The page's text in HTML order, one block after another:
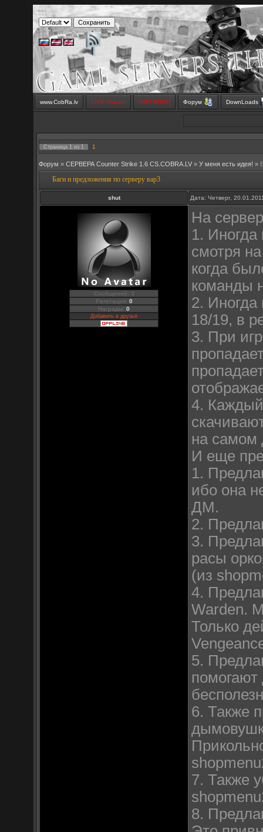
www.CobRa.lv LIVE Stream SMS SHOP Форум DownLoads
Страница 1 из 1 1
Форум » СЕРВЕРА Counter Strike 1.6 CS.COBRA.LV » У меня есть идея! »
Баги и предложения по серверу вар3
shut Дата: Четверг,
Сообщений: 3
Репутация: 0
Награды:0
Добавить в друзья
На
1. Иногда
смотря
когда
команды
2. Иногда
18/19, в
3. При
4. Каждый
на самом
И еще
1.
ибо она
ДМ.
2.
3.
расы
(из
4.
Warden.
Только
5.
6. Также
7. Также
8.